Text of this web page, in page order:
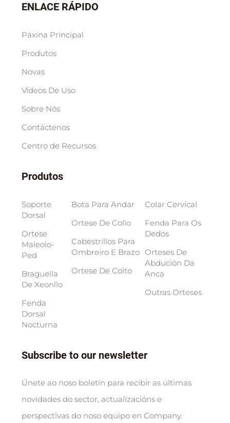
ENLACE RÁPIDO
Páxina Principal
Produtos
Novas
Vídeos De Uso
Sobre Nós
Contáctenos
Centro de Recursos
Produtos
Soporte
Dorsal
Ortese
Maleolo-
Ped
Braguella
De Xeonllo
Fenda
Dorsal
Nocturna
Bota Para Andar
Ortese De Collo
Cabestrillos Para
Ombreiro E Brazo
Ortese De Coito
Colar Cervical
Fenda Para Os
Dedos
Orteses De
Abdución Da
Anca
Outras Orteses
Subscribe to our newsletter
Únete ao noso boletín para recibir as últimas
novidades do sector, actualizacións e
perspectivas do noso equipo en Company.